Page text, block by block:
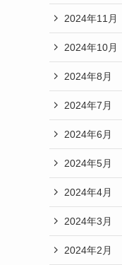
2024年11月
2024年10月
2024年8月
2024年7月
2024年6月
2024年5月
2024年4月
2024年3月
2024年2月